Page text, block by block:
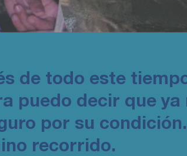
de todo este
puedo decir que ya
por su
recorrido.